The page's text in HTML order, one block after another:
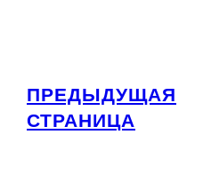
ПРЕДЫДУЩАЯ
СТРАНИЦА